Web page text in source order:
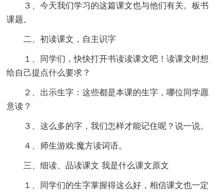
３、今天我们学习的这篇课文也与他们有关。板书
课题。
二、初读课文，自主识字
１、同学们，快快打开书读读课文吧！读课文时想
给自己提点什么要求？
２、出示生字：这些都是本课的生字，哪位同学愿
意读？
３、这么多的字，我们怎样才能记住呢？说一说。
４、师生游戏:魔方读词语。
三、细读、品读课文 我是什么课文原文
１、同学们的生字掌握得这么好，相信课文也一定